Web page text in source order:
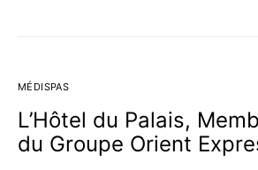
MÉDISPAS
L’Hôtel du Palais,
du Groupe Orient